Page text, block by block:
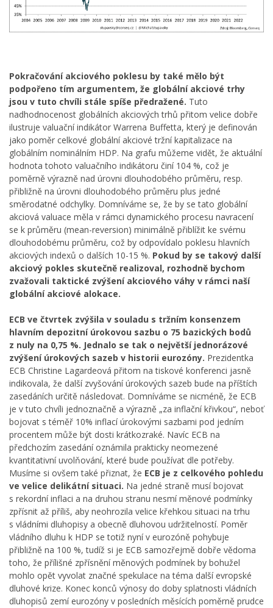
Pokračování akciového poklesu by také mělo být
podpořeno tím argumentem, že globální akciové trhy
jsou v tuto chvíli stále spíše předražené. Tuto
nadhodnocenost globálních akciových trhů přitom velice dobře
ilustruje valuační indikátor Warrena Buffetta, který je definován
jako poměr celkové globální akciové tržní kapitalizace na
globálním nominálním HDP. Na grafu můžeme vidět, že aktuální
hodnota tohoto valuačního indikátoru činí 104 %, což je
poměrně výrazně nad úrovni dlouhodobého průměru, resp.
přibližně na úrovni dlouhodobého průměru plus jedné
směrodatné odchylky. Domníváme se, že by se tato globální
akciová valuace měla v rámci dynamického procesu navracení
se k průměru (mean-reversion) minimálně přiblížit ke svému
dlouhodobému průměru, což by odpovídalo poklesu hlavních
akciových indexů o dalších 10-15 %. Pokud by se takový další
akciový pokles skutečně realizoval, rozhodně bychom
zvažovali taktické zvýšení akciového váhy v rámci naší
globální akciové alokace.
ECB ve čtvrtek zvýšila v souladu s tržním konsenzem
hlavním depozitní úrokovou sazbu o 75 bazických bodů
z nuly na 0,75 %. Jednalo se tak o největší jednorázové
zvýšení úrokových sazeb v historii eurozóny. Prezidentka
ECB Christine Lagardeová přitom na tiskové konferenci jasně
indikovala, že další zvyšování úrokových sazeb bude na příštích
zasedáních určitě následovat. Domníváme se nicméně, že ECB
je v tuto chvíli jednoznačně a výrazně „za inflační křivkou“, neboť
bojovat s téměř 10% inflací úrokovými sazbami pod jedním
procentem může být dosti krátkozraké. Navíc ECB na
předchozím zasedání oznámila prakticky neomezené
kvantitativní uvolňování, které bude používat dle potřeby.
Musíme si ovšem také přiznat, že ECB je z celkového pohledu
ve velice delikátní situaci. Na jedné straně musí bojovat
s rekordní inflaci a na druhou stranu nesmí měnové podmínky
zpřísnit až příliš, aby neohrozila velice křehkou situaci na trhu
s vládními dluhopisy a obecně dluhovou udržitelností. Poměr
vládního dluhu k HDP se totiž nyní v eurozóně pohybuje
přibližně na 100 %, tudíž si je ECB samozřejmě dobře vědoma
toho, že přílišné zpřísnění měnových podmínek by bohužel
mohlo opět vyvolat značné spekulace na téma další evropské
dluhové krize. Konec konců výnosy do doby splatnosti vládních
dluhopisů zemí eurozóny v posledních měsících poměrně prudce